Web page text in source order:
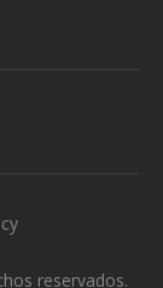
reservados.